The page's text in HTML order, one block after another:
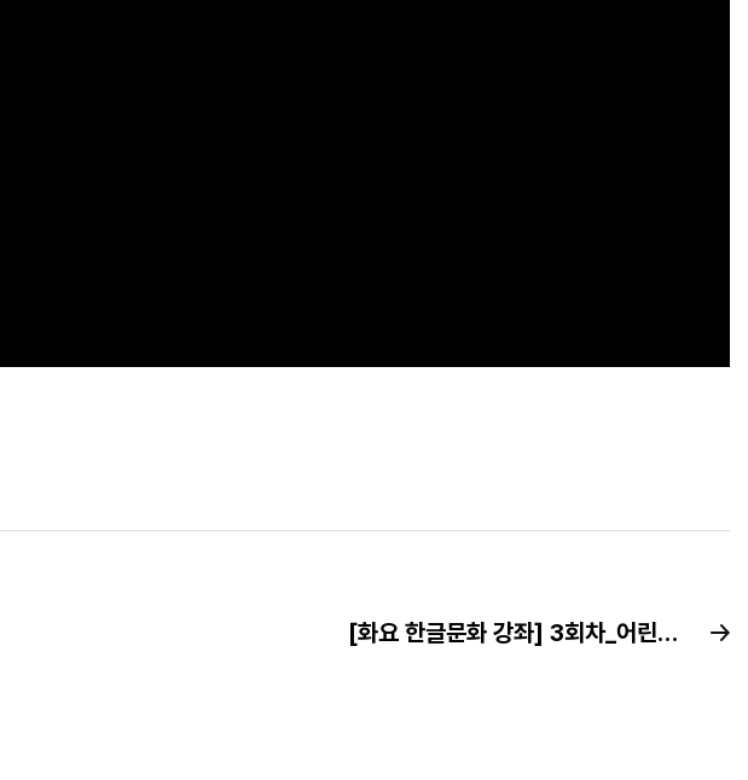
[화요 한글문화 강좌] 3회차_어린이에 의한, 어린이를 위한 세상